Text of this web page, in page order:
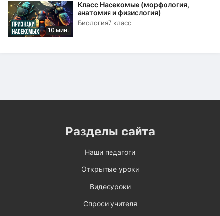
10 мин.
Класс Насекомые (морфология,
анатомия и физиология)
Биология7 класс
Разделы сайта
Наши педагоги
Открытые уроки
Видеоуроки
Спроси учителя